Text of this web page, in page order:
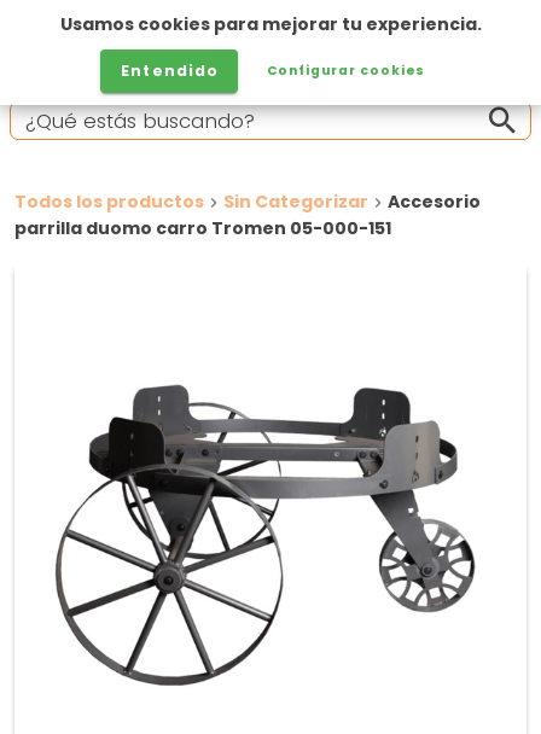
Todos los productos Sin Categorizar
Accesorio
parrilla duomo carro Tromen 05-000-151
Usamos cookies para mejorar tu experiencia.
Entendido Configurar cookies